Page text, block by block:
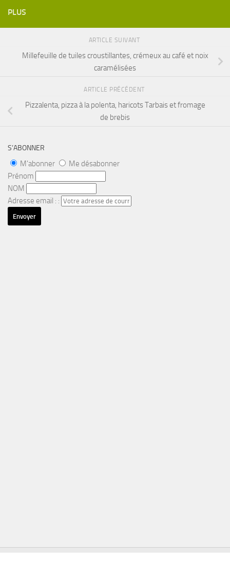
PLUS
ARTICLE SUIVANT
Millefeuille de tuiles croustillantes, crémeux au café et noix
caramélisées
ARTICLE PRÉCÉDENT
Pizzalenta, pizza à la polenta, haricots Tarbais et fromage
de brebis
S’ABONNER
M'abonner
Me désabonner
Prénom
NOM
Adresse email : :